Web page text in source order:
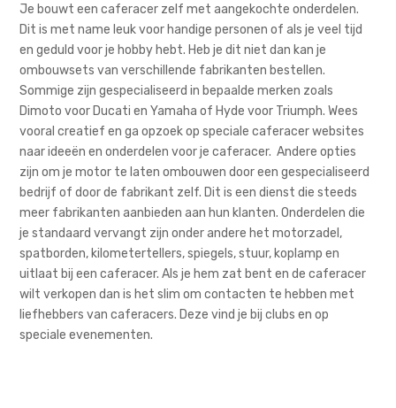
Je bouwt een caferacer zelf met aangekochte onderdelen.
Dit is met name leuk voor handige personen of als je veel tijd
en geduld voor je hobby hebt. Heb je dit niet dan kan je
ombouwsets van verschillende fabrikanten bestellen.
Sommige zijn gespecialiseerd in bepaalde merken zoals
Dimoto voor Ducati en Yamaha of Hyde voor Triumph. Wees
vooral creatief en ga opzoek op speciale caferacer websites
naar ideeën en onderdelen voor je caferacer. Andere opties
zijn om je motor te laten ombouwen door een gespecialiseerd
bedrijf of door de fabrikant zelf. Dit is een dienst die steeds
meer fabrikanten aanbieden aan hun klanten. Onderdelen die
je standaard vervangt zijn onder andere het motorzadel,
spatborden, kilometertellers, spiegels, stuur, koplamp en
uitlaat bij een caferacer. Als je hem zat bent en de caferacer
wilt verkopen dan is het slim om contacten te hebben met
liefhebbers van caferacers. Deze vind je bij clubs en op
speciale evenementen.